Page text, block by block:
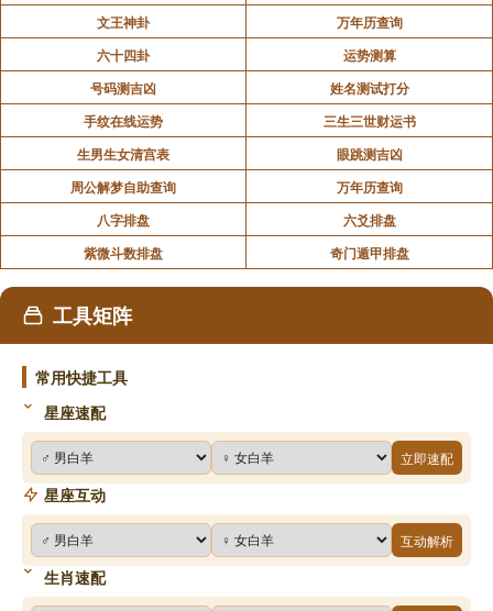
文王神卦
万年历查询
六十四卦
运势测算
号码测吉凶
姓名测试打分
手纹在线运势
三生三世财运书
生男生女清宫表
眼跳测吉凶
周公解梦自助查询
万年历查询
八字排盘
六爻排盘
紫微斗数排盘
奇门遁甲排盘
工具矩阵
常用快捷工具
星座速配
立即速配
星座互动
互动解析
生肖速配